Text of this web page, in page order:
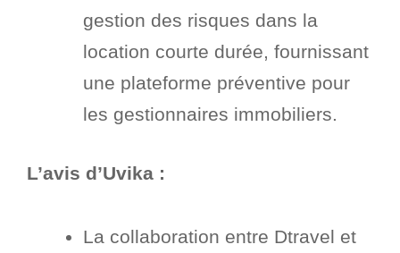
gestion des risques dans la
location courte durée, fournissant
une plateforme préventive pour
les gestionnaires immobiliers.
L’avis d’Uvika :
La collaboration entre Dtravel et